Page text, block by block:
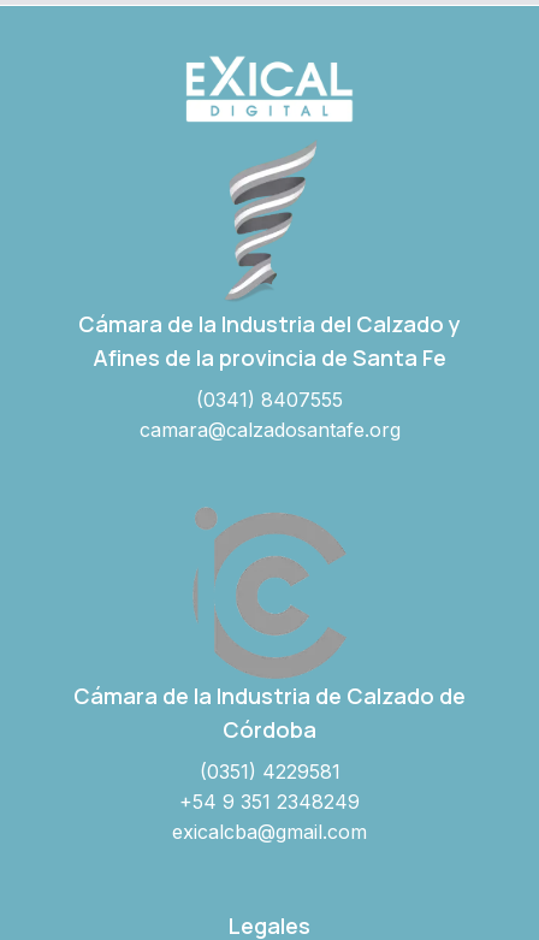
Cámara de la Industria del Calzado y
Afines de la provincia de Santa Fe
(0341) 8407555
camara@calzadosantafe.org
Cámara de la Industria de Calzado de
Córdoba
(0351) 4229581
+54 9 351 2348249
exicalcba@gmail.com
Legales